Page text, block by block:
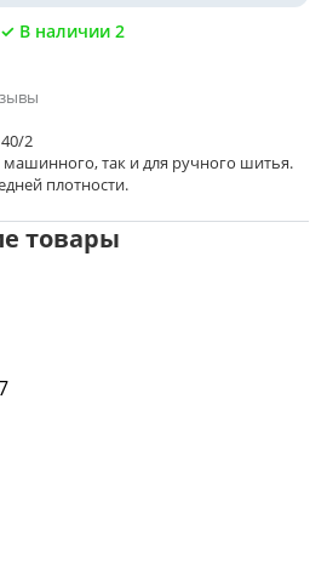
✓ В наличии 2
2
так и для ручного шитья.
плотности.
товары